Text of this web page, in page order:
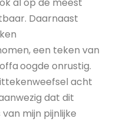
al op de meest
Daarnaast
een teken van
oogde onrustig.
acht
dat dit
mijn pijnlijke